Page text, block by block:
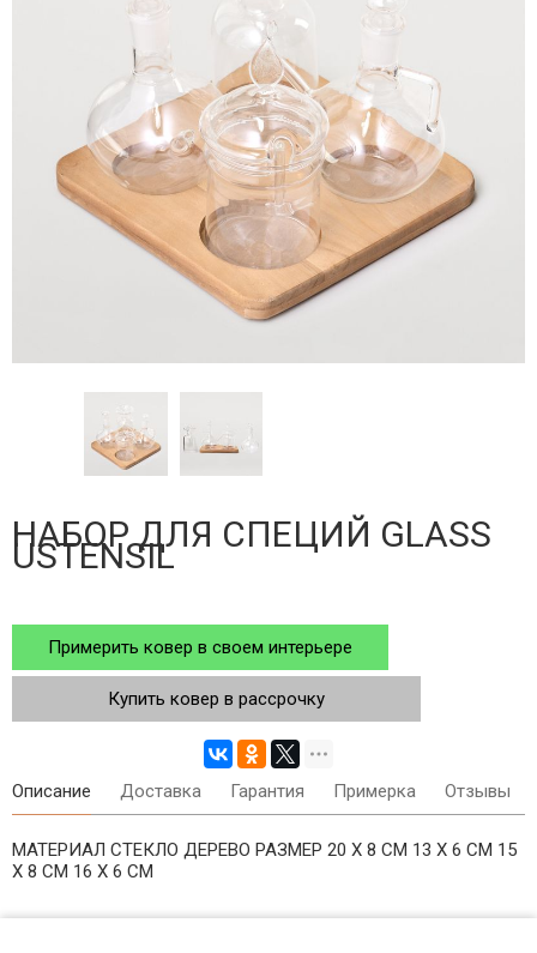
НАБОР ДЛЯ СПЕЦИЙ GLASS
USTENSIL
Примерить ковер в своем интерьере
Купить ковер в рассрочку
Описание Доставка Гарантия Примерка Отзывы
МАТЕРИАЛ СТЕКЛО ДЕРЕВО РАЗМЕР 20 X 8 СМ 13 X 6 СМ 15
X 8 СМ 16 X 6 СМ